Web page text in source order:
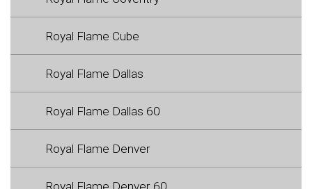
Royal Flame Cube
Royal Flame Dallas
Royal Flame Dallas 60
Royal Flame Denver
Royal Flame Denver 60